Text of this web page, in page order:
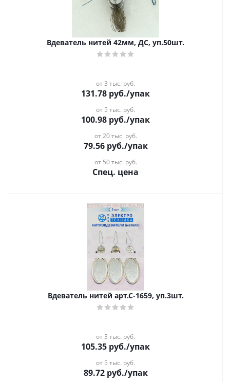
Вдеватель нитей 42мм, ДС, уп.50шт.
от 3 тыс. руб.
131.78 руб./упак
от 5 тыс. руб.
100.98 руб./упак
от 20 тыс. руб.
79.56руб./упак
от 50 тыс. руб.
Спец. цена
Вдеватель нитей арт.С-1659, уп.3шт.
от 3 тыс. руб.
105.35 руб./упак
от 5 тыс. руб.
89.72руб./упак